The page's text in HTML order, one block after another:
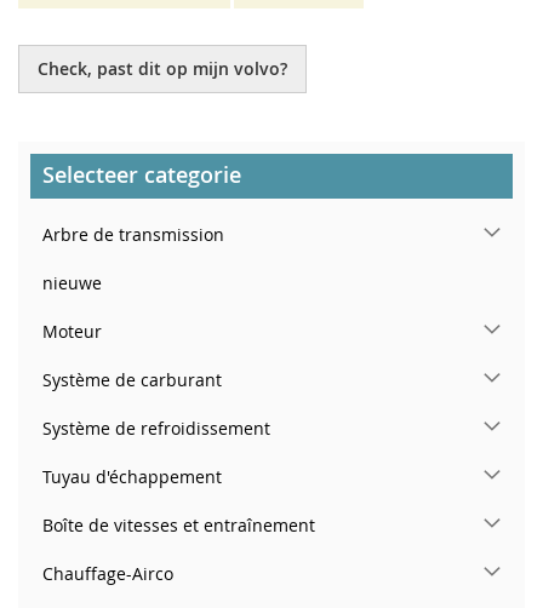
Check, past dit op mijn volvo?
Selecteer categorie
Arbre de transmission
nieuwe
Moteur
Système de carburant
Système de refroidissement
Tuyau d'échappement
Boîte de vitesses et entraînement
Chauffage-Airco